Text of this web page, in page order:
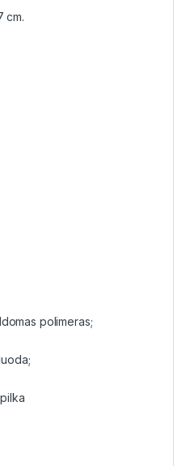
cm.
polimeras;